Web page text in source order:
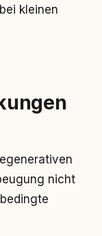
kleinen
nicht